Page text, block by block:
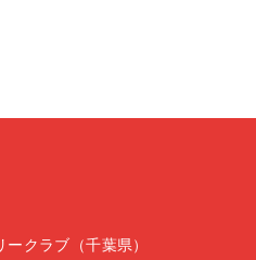
クラブ（千葉県）